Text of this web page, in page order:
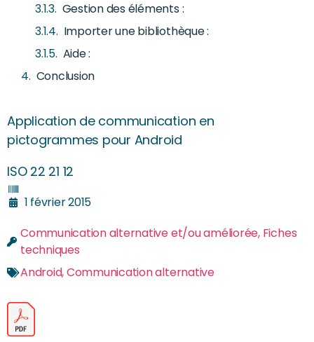
Gestion des éléments :
Importer une bibliothèque :
Aide :
Conclusion
Application de communication en
pictogrammes pour Android
ISO 22 21 12
1 février 2015
Communication alternative et/ou améliorée, Fiches
techniques
Android,Communication alternative